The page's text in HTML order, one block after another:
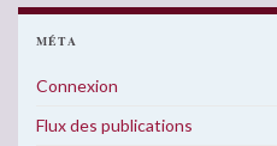
MÉTA
Connexion
Flux des publications